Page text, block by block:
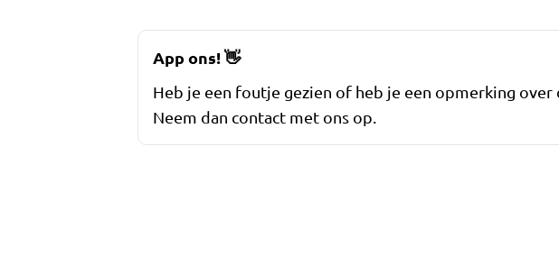
App ons!👋
Heb je een foutje gezien of heb je een opmerking over
Neem dan contact met ons op.